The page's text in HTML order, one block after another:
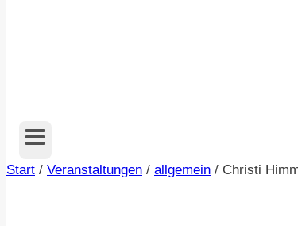
Start / Veranstaltungen / allgemein / Christi